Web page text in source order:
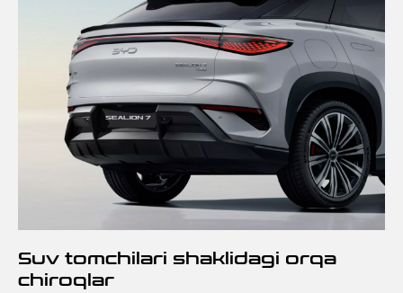
Suv tomchilari shaklidagi orqa
chiroqlar